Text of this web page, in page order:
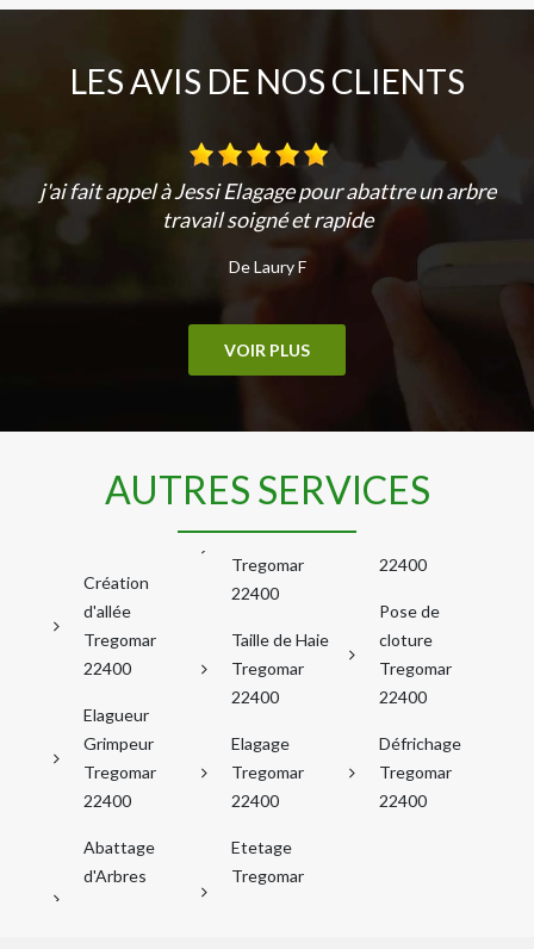
LES AVIS DE NOS CLIENTS
j'ai fait appel à Jessi Elagage pour abattre un arbre
travail soigné et rapide
De Laury F
VOIR PLUS
AUTRES SERVICES
Création
d'allée
Tregomar
22400
Elagueur
Grimpeur
Tregomar
22400
Abattage
d'Arbres
Tregomar
22400
Taille de Haie
Tregomar
22400
Elagage
Tregomar
22400
Etetage
Tregomar
22400
Pose de
cloture
Tregomar
22400
Défrichage
Tregomar
22400